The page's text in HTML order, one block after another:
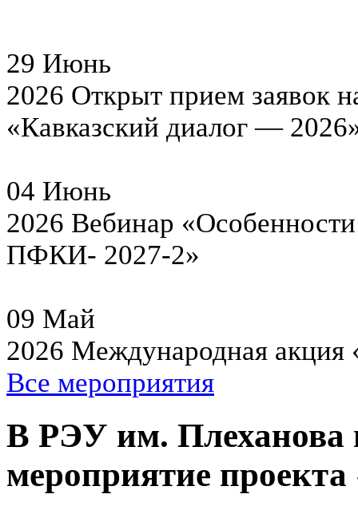
29 Июнь
2026 Открыт прием заявок
«Кавказский диалог —
04 Июнь
2026 Вебинар
ПФКИ- 2027-2»
09 Май
2026 Международная
Все мероприятия
В РЭУ им. Плеханова
мероприятие проекта